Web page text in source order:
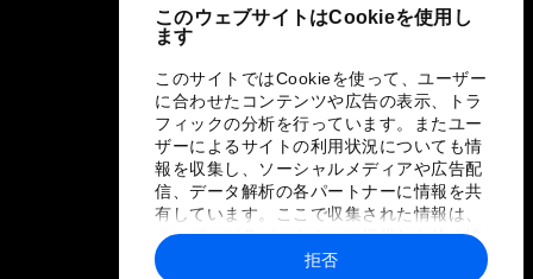
このウェブサイトはCookieを使用し
ます
このサイトではCookieを使って、ユーザー
に合わせたコンテンツや広告の表示、トラ
フィックの分析を行っています。またユー
ザーによるサイトの利用状況についても情
報を収集し、ソーシャルメディアや広告配
信、データ解析の各パートナーに情報を共
有しています。ここで収集された情報は、
ユーザーが各パートナーに提供した他の情
報や各パートナーのサービスを使用した際
拒否